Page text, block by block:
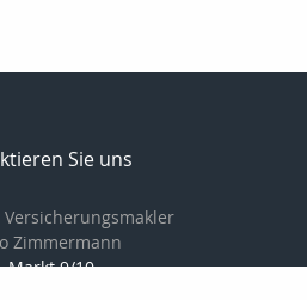
Sie uns
Zimmermann
Markt 9/10